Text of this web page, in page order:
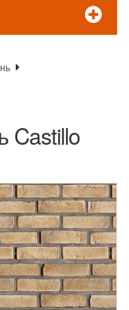
Castillo